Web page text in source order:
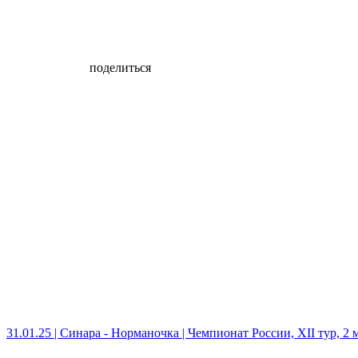
поделиться
31.01.25 | Синара - Норманочка | Чемпионат России, XII тур, 2